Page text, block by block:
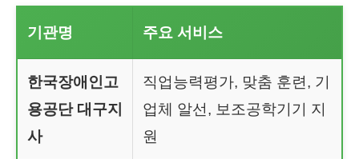
기관명 주요 서비스
한국장애인고
용공단 대구지
사
직업능력평가, 맞춤 훈련, 기
업체 알선, 보조공학기기 지
원